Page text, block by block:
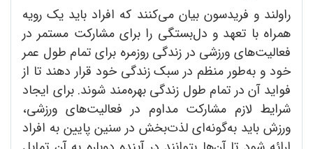
راولند و فریدسون بیان می‌کنند که افراد باید یک رویه
همراه با تعهد و دل‌بستگی را برای مشارکت مستمر در
فعالیت‌های ورزشی در زندگی روزمره برای تمام طول عمر
خود و به‌طور منظم در سبک زندگی خود قرار دهند تا از
فواید آن در تمام طول زندگی بهره‌مند شوند. برای ایجاد
شرایط لازم مشارکت مداوم در فعالیت‌های ورزشی،
ورزش باید به‌گونه‌ای لذت‌بخش در سنین پایین به افراد